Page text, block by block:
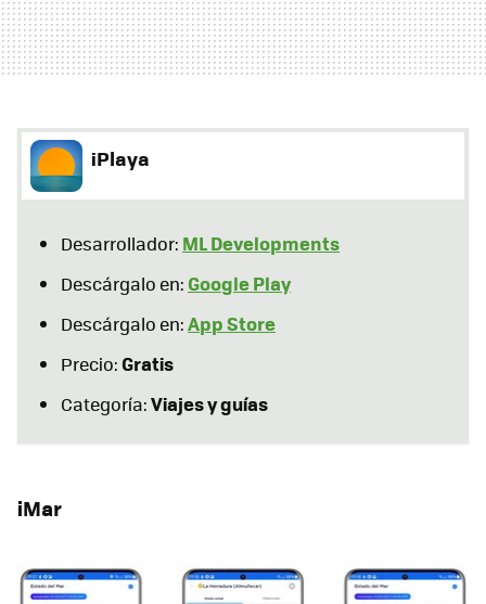
iPlaya
Desarrollador: ML Developments
Descárgalo en: Google Play
Descárgalo en:App Store
Precio:Gratis
Categoría:Viajes y guías
iMar